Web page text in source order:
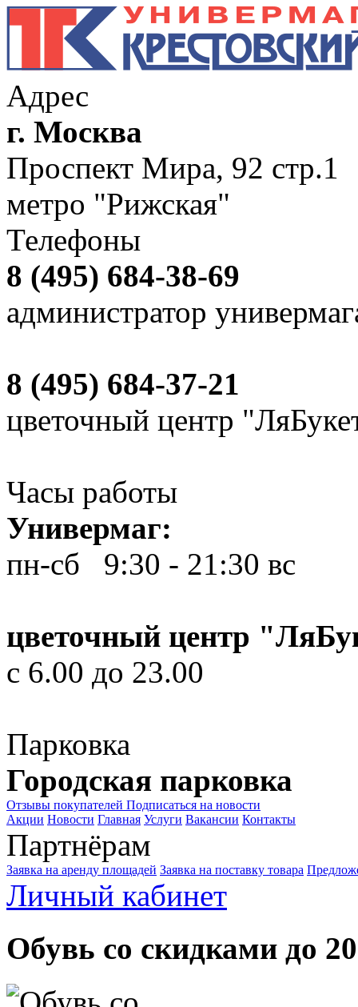
Адрес
г. Москва
Проспект Мира, 92 стр.1
метро "Рижская"
Телефоны
8 (495) 684-38-69
администратор
8 (495) 684-37-21
цветочный центр
Часы работы
Универмаг:
пн-сб 9:30 - 21:30 вс
цветочный центр
с 6.00 до 23.00
Парковка
Городская парковка
Отзывы покупателей Подписаться на новости
Акции Новости Главная Услуги Вакансии Контакты
Партнёрам
Заявка на аренду площадей Заявка на поставку товара
Личный кабинет
Обувь со скидками до